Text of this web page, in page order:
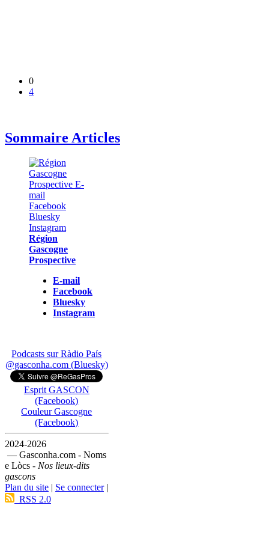
0
4
Sommaire Articles
Région
Gascogne
Prospective
E-mail
Facebook
Bluesky
Instagram
Podcasts sur Ràdio País
@gasconha.com (Bluesky)
Esprit GASCON
(Facebook)
Couleur Gascogne
(Facebook)
2024-2026
— Gasconha.com - Noms
e Lòcs - Nos lieux-dits
gascons
Plan du site
Se connecter|
RSS 2.0